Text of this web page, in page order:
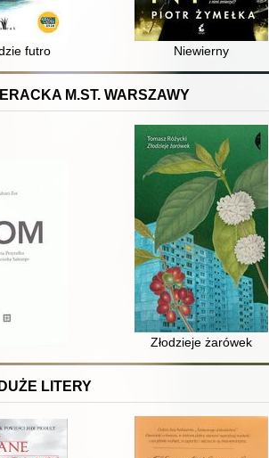
futro Niewierny
M.ST. WARSZAWY
Złodzieje żarówek
DUŻE LITERY